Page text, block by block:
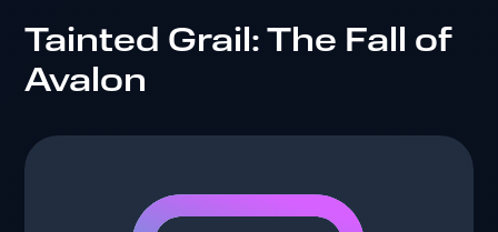
Tainted Grail: The Fall of
Avalon